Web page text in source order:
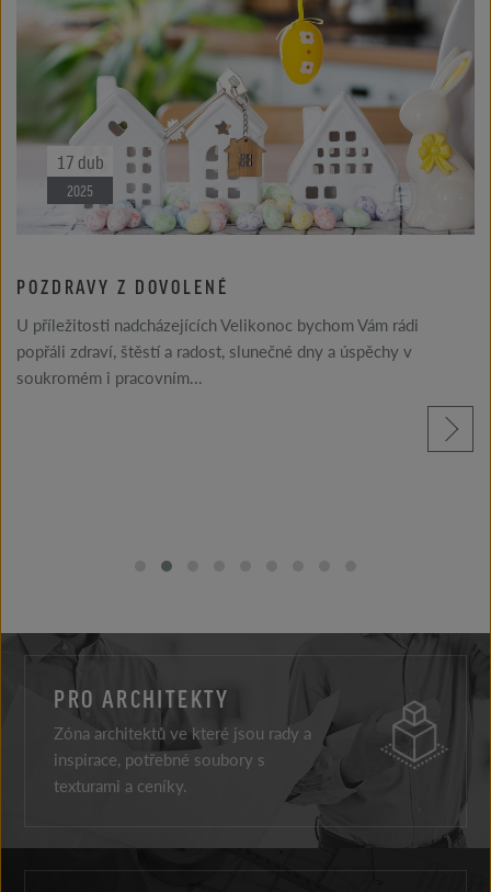
17 dub
2025
POZDRAVY Z DOVOLENÉ
U příležitosti nadcházejících Velikonoc bychom Vám rádi
popřáli zdraví, štěstí a radost, slunečné dny a úspěchy v
soukromém i pracovním...
přečtěte si více
PRO ARCHITEKTY
Zóna architektů ve které jsou rady a
inspirace, potřebné soubory s
texturami a ceníky.